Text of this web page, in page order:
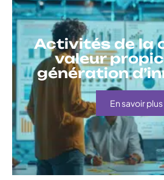
Activités de la
valeur
génération
En savoir plus